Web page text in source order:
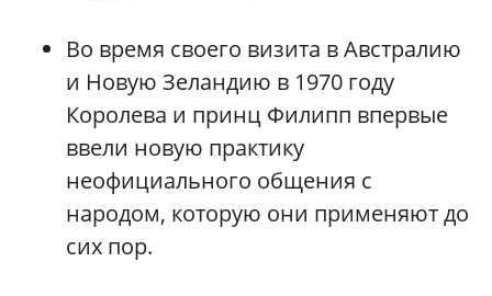
Во время своего визита в Австралию
и Новую Зеландию в 1970 году
Королева и принц Филипп впервые
ввели новую практику
неофициального общения с
народом, которую они применяют до
сих пор.